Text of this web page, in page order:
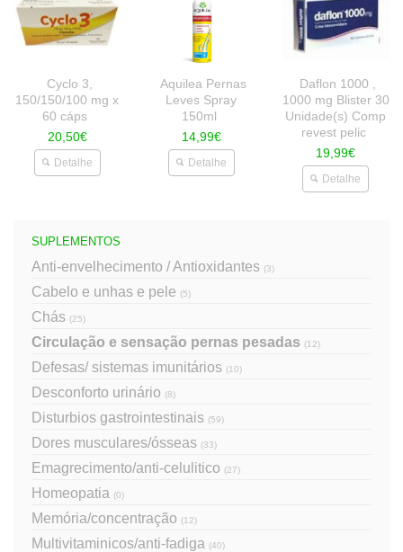
SUPLEMENTOS
Anti-envelhecimento / Antioxidantes (3)
Cabelo e unhas e pele (5)
Chás (25)
Circulação e sensação pernas pesadas (12)
Defesas/ sistemas imunitários (10)
Desconforto urinário (8)
Disturbios gastrointestinais (59)
Dores musculares/ósseas (33)
Emagrecimento/anti-celulitico (27)
Homeopatia (0)
Memória/concentração (12)
Multivitaminicos/anti-fadiga (40)
Cyclo 3,
150/150/100 mg x
60 cáps
20,50€
Detalhe
Aquilea Pernas
Leves Spray
150ml
14,99€
Detalhe
Daflon 1000 ,
1000 mg Blister 30
Unidade(s) Comp
revest pelic
19,99€
Detalhe